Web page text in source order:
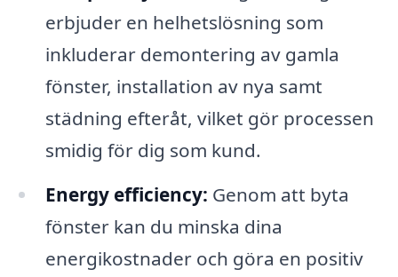
erbjuder en helhetslösning som
inkluderar demontering av gamla
fönster, installation av nya samt
städning efteråt, vilket gör processen
smidig för dig som kund.
Energy efficiency: Genom att byta
fönster kan du minska dina
energikostnader och göra en positiv